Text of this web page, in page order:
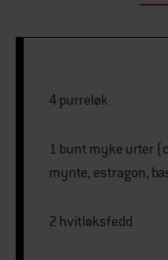
4 purreløk
1 bunt myke urter
mynte, estragon,
2 hvitløksfedd